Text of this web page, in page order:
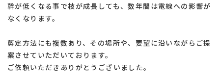
幹が低くなる事で枝が成長しても、数年間は電線への影響が
なくなります。
剪定方法にも複数あり、その場所や、要望に沿いながらご提
案させていただいております。
ご依頼いただきありがとうございました。